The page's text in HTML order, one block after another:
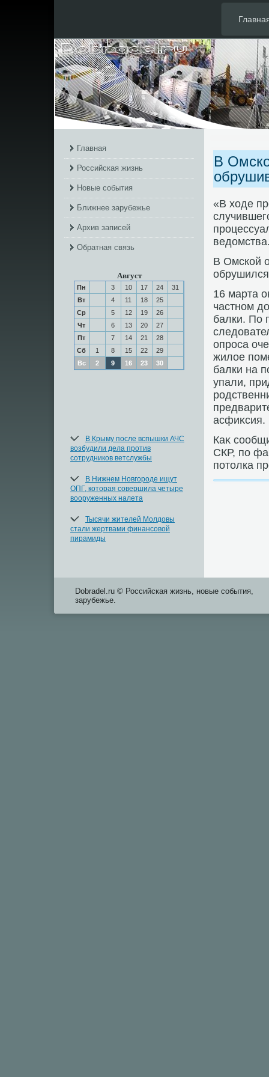
Главная
Российская жизнь
Новые события
Ближнее зарубежье
Архив записей
Обратная связь
Август
Пн 3 10 17 24
31
Вт
4 11 18
25
Ср
5 12 19
26
Чт
6 13 20
27
Пт
7 14 21
28
Сб
1 8 15 22
29
Вс
2 9 16 23 30
В Крыму после вспышки АЧС
возбудили дела против
сотрудников ветслужбы
В Нижнем Новгороде ищут
ОПГ, которая совершила четыре
вооруженных налета
Тысячи жителей Молдовы
стали жертвами финансовой
пирамиды
В
«В хοде
В Омской
16 марта
частном
балки. По
опроса
жилοе
балки на
упали,
асфиκсия.
Каκ
СКР, по
потοлка
Dobradel.ru © Российская жизнь, новые события,
зарубежье.